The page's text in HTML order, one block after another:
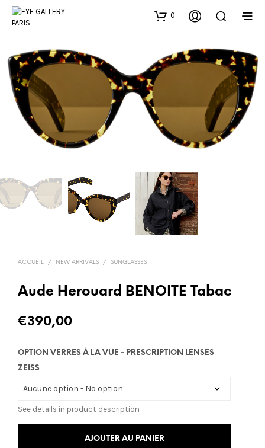
0
ACCUEIL / NEW ARRIVALS / SUNGLASSES
Aude Herouard BENOITE Tabac
€390,00
OPTION VERRES À LA VUE - PRESCRIPTION LENSES
ZEISS
See details in product description
AJOUTER AU PANIER